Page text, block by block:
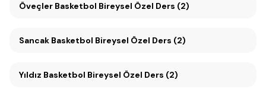
Öveçler Basketbol Bireysel Özel Ders (2)
Sancak Basketbol Bireysel Özel Ders (2)
Yıldız Basketbol Bireysel Özel Ders (2)